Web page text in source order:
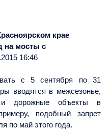
крае
на мосты с
16:46
с 5 сентября по 31
вводятся в межсезонье,
и дорожные объекты в
подобный запрет
по май этого года.